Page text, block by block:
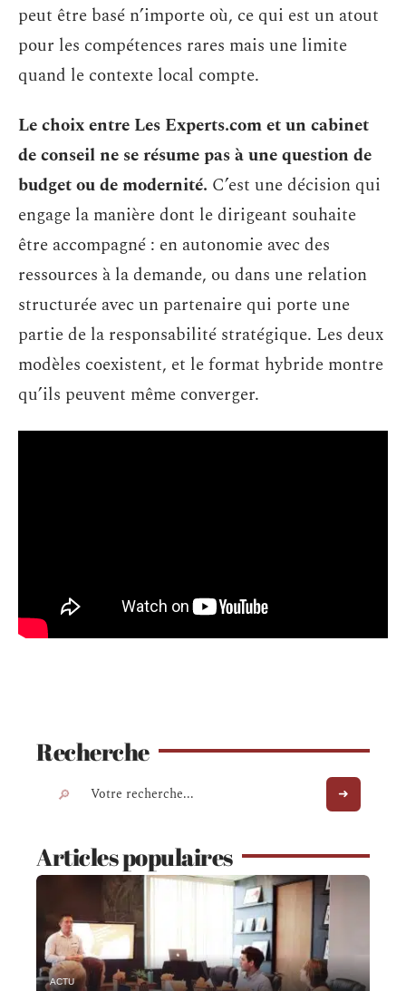
peut être basé n’importe où, ce qui est un atout
pour les compétences rares mais une limite
quand le contexte local compte.
Le choix entre Les Experts.com et un cabinet
de conseil ne se résume pas à une question de
budget ou de modernité. C’est une décision qui
engage la manière dont le dirigeant souhaite
être accompagné : en autonomie avec des
ressources à la demande, ou dans une relation
structurée avec un partenaire qui porte une
partie de la responsabilité stratégique. Les deux
modèles coexistent, et le format hybride montre
qu’ils peuvent même converger.
Recherche
Articles populaires
ACTU